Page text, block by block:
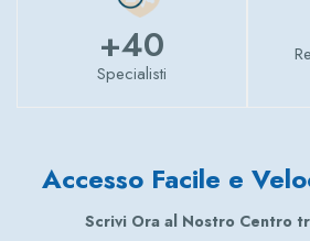
Specialisti
+40
Accesso Facile e
Scrivi Ora al Nostro Centro